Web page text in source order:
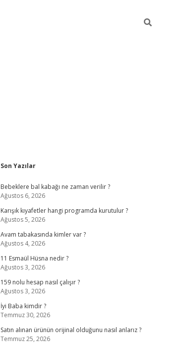
Sidebar
Son Yazılar
Bebeklere bal kabağı ne zaman verilir ?
Ağustos 6, 2026
Karışık kıyafetler hangi programda kurutulur ?
Ağustos 5, 2026
Avam tabakasında kimler var ?
Ağustos 4, 2026
11 Esmaül Hüsna nedir ?
Ağustos 3, 2026
159 nolu hesap nasıl çalışır ?
Ağustos 3, 2026
İyi Baba kimdir ?
Temmuz 30, 2026
Satın alınan ürünün orijinal olduğunu nasıl anlarız ?
Temmuz 25, 2026